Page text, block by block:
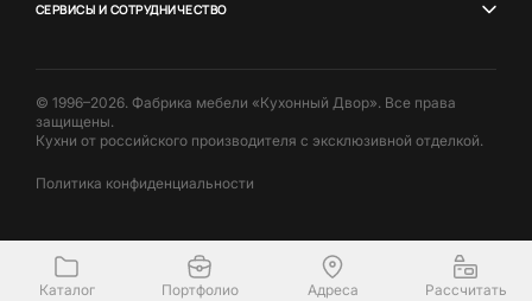
СЕРВИСЫ И СОТРУДНИЧЕСТВО
© 1996–2026. Фабрика мебели «Кухонный Двор». Все права
защищены.
Кухни от российского производителя с эксклюзивной отделкой.
Политика конфиденциальности
Каталог Портфолио Адреса Рассчитать